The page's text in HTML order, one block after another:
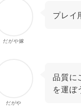
だがや嫁
プレイ
だがや
品質に
を運ぼ